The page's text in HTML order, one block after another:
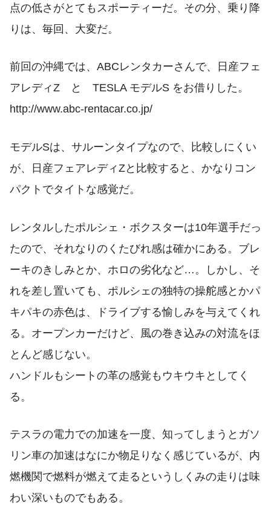
点の低さがとてもスポーティーだ。その分、乗り降
りは、毎回、大変だ。
前回の沖縄では、ABCレンタカーさんで、日産フェ
アレディZ と TESLA モデルS をお借りした。
http://www.abc-rentacar.co.jp/
モデルSは、サルーンタイプなので、比較しにくい
が、日産フェアレディZと比較すると、かなりコン
パクトでタイトな感覚だ。
レンタルしたポルシェ・ボクスターは10年選手だっ
たので、それなりのくたびれ感は確かにある。ブレ
ーキのきしみとか、ホロの劣化など…。しかし、そ
れを差し置いても、ポルシェの独特の操舵感とかパ
キパキの赤色は、ドライブする愉しみを与えてくれ
る。オープンカーだけど、風の巻き込みの対流をほ
とんど感じない。
ハンドルもシートの革の感覚もウキウキとしてく
る。
テスラの電力での加速を一度、知ってしまうとガソ
リン車の加速はなにか物足りなく感じているが、内
燃機関で燃料が燃えて走るというしくみの走りは味
わい深いものでもある。